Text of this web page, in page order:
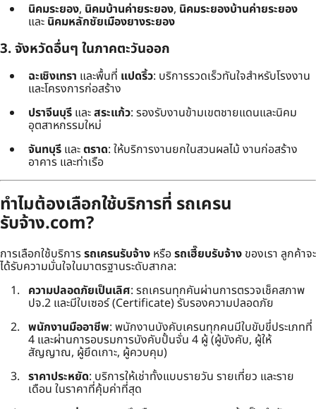
นิคมระยอง, นิคมบ้านค่ายระยอง, นิคมระยองบ้านค่ายระยอง
และ นิคมหลักชัยเมืองยางระยอง
3. จังหวัดอื่นๆ ในภาคตะวันออก
ฉะเชิงเทรา และพื้นที่ แปดริ้ว: บริการรวดเร็วทันใจสำหรับโรงงาน
และโครงการก่อสร้าง
ปราจีนบุรี และสระแก้ว: รองรับงานข้ามเขตชายแดนและนิคม
อุตสาหกรรมใหม่
จันทบุรี และตราด: ให้บริการงานยกในสวนผลไม้ งานก่อสร้าง
อาคาร และท่าเรือ
ทำไมต้องเลือกใช้บริการที่ รถเครน
รับจ้าง.com?
การเลือกใช้บริการรถเครนรับจ้าง หรือรถเฮี๊ยบรับจ้าง ของเรา ลูกค้าจะ
ได้รับความมั่นใจในมาตรฐานระดับสากล:
ความปลอดภัยเป็นเลิศ: รถเครนทุกคันผ่านการตรวจเช็คสภาพ
ปจ.2 และมีใบเซอร์ (Certificate) รับรองความปลอดภัย
พนักงานมืออาชีพ: พนักงานบังคับเครนทุกคนมีใบขับขี่ประเภทที่
4 และผ่านการอบรมการบังคับปั้นจั่น 4 ผู้ (ผู้บังคับ, ผู้ให้
สัญญาณ, ผู้ยึดเกาะ, ผู้ควบคุม)
ราคาประหยัด: บริการให้เช่าทั้งแบบรายวัน รายเที่ยว และราย
เดือน ในราคาที่คุ้มค่าที่สุด